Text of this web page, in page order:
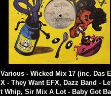
Various - Wicked Mix 17 (inc. Das
X - They Want EFX, Dazz Band -
t Whip, Sir Mix A Lot - Baby Got